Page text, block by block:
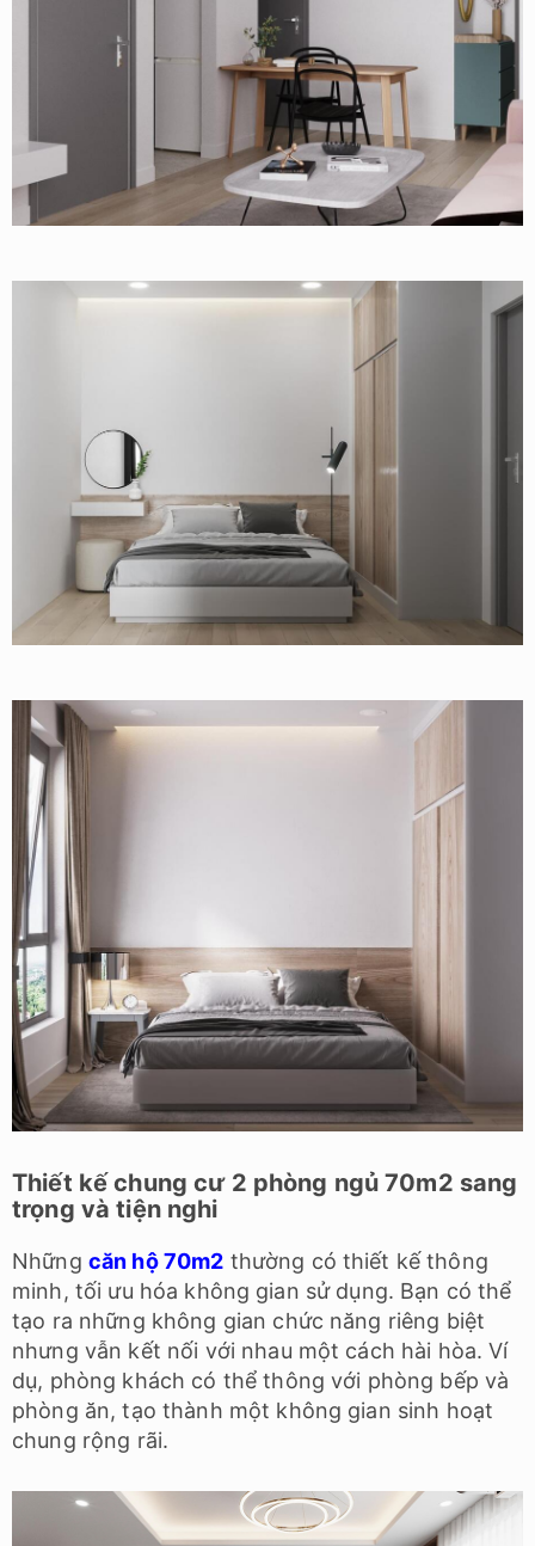
Thiết kế chung cư 2 phòng ngủ 70m2 sang
trọng và tiện nghi
Những căn hộ 70m2 thường có thiết kế thông
minh, tối ưu hóa không gian sử dụng. Bạn có thể
tạo ra những không gian chức năng riêng biệt
nhưng vẫn kết nối với nhau một cách hài hòa. Ví
dụ, phòng khách có thể thông với phòng bếp và
phòng ăn, tạo thành một không gian sinh hoạt
chung rộng rãi.